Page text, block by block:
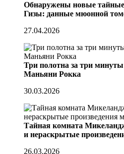
Обнаружены новые
Гизы: данные мюонной
27.04.2026
Три полотна за три
Маньяни Рокка
30.03.2026
Тайная комната
и нераскрытые
26.03.2026